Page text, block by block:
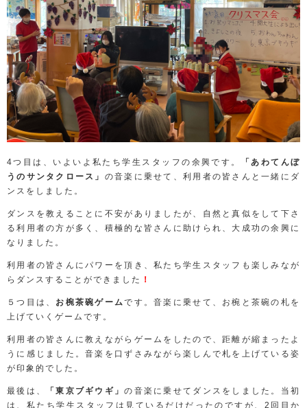
4つ目は、いよいよ私たち学生スタッフの余興です。
「あわてんぼ
うのサンタクロース」 の音楽に乗せて、利用者の皆さんと一緒にダ
ンスをしました。
ダンスを教えることに不安がありましたが、自然と真似をして下さ
る利用者の方が多く、積極的な皆さんに助けられ、大成功の余興に
なりました。
利用者の皆さんにパワーを頂き、私たち学生スタッフも楽しみなが
らダンスすることができました ！
５つ目は、 お椀茶碗ゲームです。音楽に乗せて、お椀と茶碗の札を
上げていくゲームです。
利用者の皆さんに教えながらゲームをしたので、距離が縮まったよ
うに感じました。音楽を口ずさみながら楽しんで札を上げている姿
が印象的でした。
最後は、 「東京ブギウギ」の音楽に乗せてダンスをしました。当初
は、私たち学生スタッフは見ているだけだったのですが、 2 回目か